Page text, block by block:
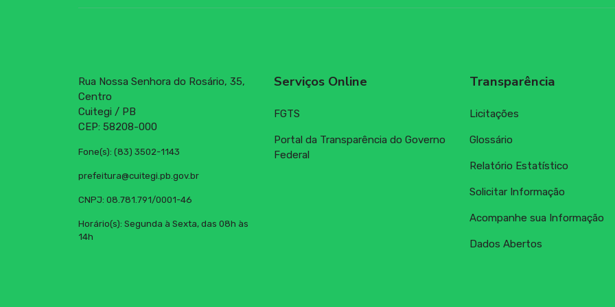
Rua Nossa Senhora do Rosário, 35,
Centro
Cuitegi / PB
CEP: 58208-000
Fone(s): (83) 3502-1143
prefeitura@cuitegi.pb.gov.br
CNPJ: 08.781.791/0001-46
Horário(s): Segunda à Sexta, das 08h às
14h
Serviços Online
FGTS
Portal da Transparência do Governo
Federal
Transparência
Licitações
Glossário
Relatório Estatístico
Solicitar Informação
Acompanhe sua Informação
Dados Abertos